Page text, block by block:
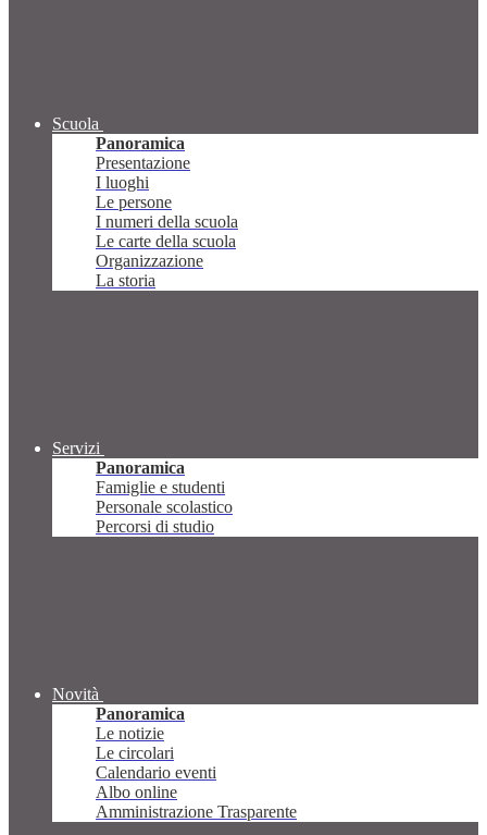
Scuola
Panoramica
Presentazione
I luoghi
Le persone
I numeri della scuola
Le carte della scuola
Organizzazione
La storia
Servizi
Panoramica
Famiglie e studenti
Personale scolastico
Percorsi di studio
Novità
Panoramica
Le notizie
Le circolari
Calendario eventi
Albo online
Amministrazione Trasparente